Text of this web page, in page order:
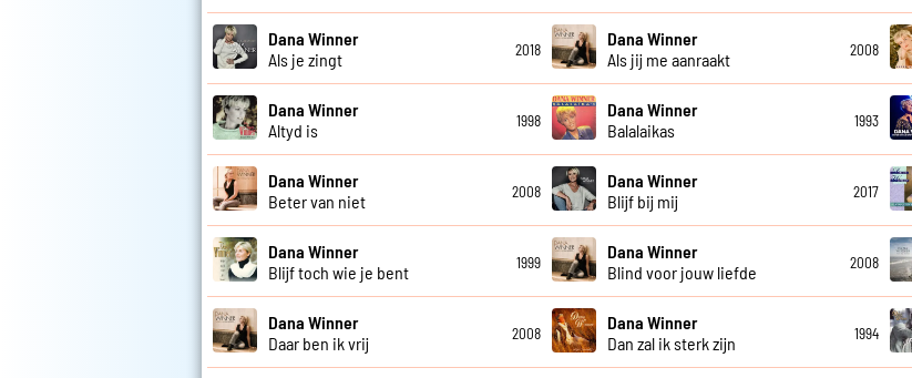
Dana Winner
Als je zingt
2018
Dana Winner
Als jij me aanraakt
2008
Dana Winner
Altyd is
1998
Dana Winner
Balalaikas
1993
Dana Winner
Beter van niet
2008
Dana Winner
Blijf bij mij
2017
Dana Winner
Blijf toch wie je bent
1999
Dana Winner
Blind voor jouw liefde
2008
Dana Winner
Daar ben ik vrij
2008
Dana Winner
Dan zal ik sterk zijn
1994